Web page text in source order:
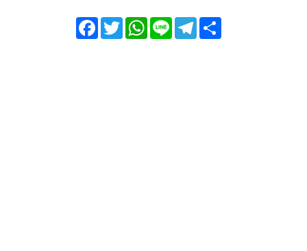
FacebookTwitterWhatsApp
Line Telegram